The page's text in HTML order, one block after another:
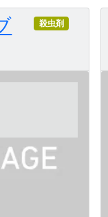
殺虫剤